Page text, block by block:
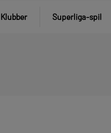
Klubber Superliga-spil